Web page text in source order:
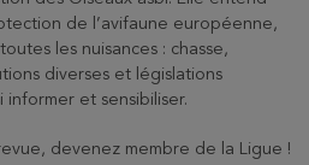
de l’avifaune européenne,
les nuisances : chasse,
diverses et législations
informer et sensibiliser.
devenez membre de la Ligue !